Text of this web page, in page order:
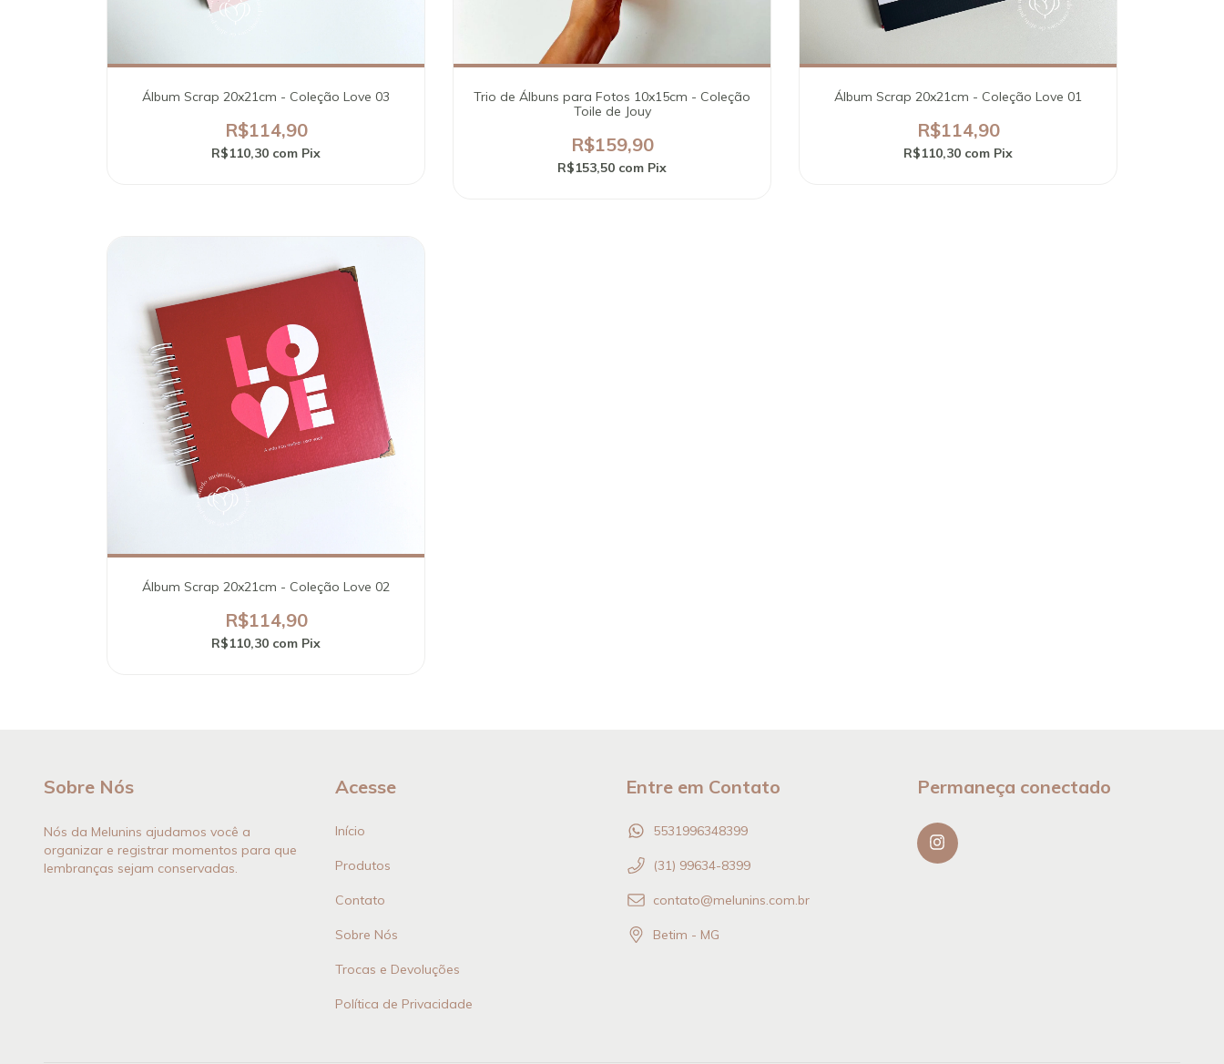
Álbum Scrap 20x21cm - Coleção Love 03
R$114,90
R$110,30 com Pix
Trio de Álbuns para Fotos 10x15cm - Coleção
Toile de Jouy
R$159,90
R$153,50 com Pix
Álbum Scrap 20x21cm - Coleção Love 01
R$114,90
R$110,30 com Pix
Álbum Scrap 20x21cm - Coleção Love 02
R$114,90
R$110,30 com Pix
Sobre Nós
Nós da Melunins ajudamos você a
organizar e registrar momentos para que
lembranças sejam conservadas.
Acesse
Início
Produtos
Contato
Sobre Nós
Trocas e Devoluções
Política de Privacidade
Entre em Contato
5531996348399
(31) 99634-8399
contato@melunins.com.br
Betim - MG
Permaneça conectado